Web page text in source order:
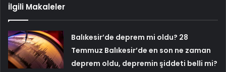
İlgili Makaleler
Balıkesir’de deprem mi oldu? 28
Temmuz Balıkesir’de en son ne zaman
deprem oldu, depremin şiddeti belli mi?